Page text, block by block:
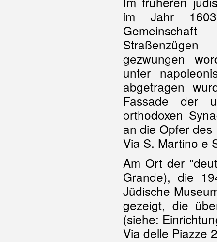
im Jahr
gezwungen
unter
abgetragen
Fassade der
orthodoxen
an die Opfer des
Via S. Martino e
Am Ort der
Grande), die
Jüdische
gezeigt, die
(siehe:
Via delle Piazze